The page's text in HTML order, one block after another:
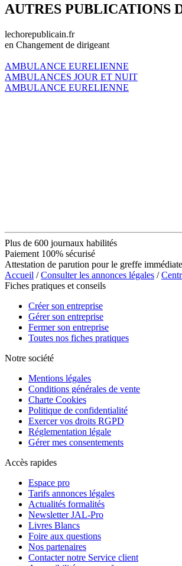
AUTRES PUBLICATIONS
lechorepublicain.fr
en Changement de dirigeant
AMBULANCE EURELIENNE
AMBULANCES JOUR ET NUIT
AMBULANCE EURELIENNE
Plus de 600 journaux habilités
Paiement 100% sécurisé
Attestation de parution pour le greffe
Accueil /Consulter les annonces légales /
Fiches pratiques et conseils
Créer son entreprise
Gérer son entreprise
Fermer son entreprise
Toutes nos fiches pratiques
Notre société
Mentions légales
Conditions générales de vente
Charte Cookies
Politique de confidentialité
Exercer vos droits RGPD
Réglementation légale
Gérer mes consentements
Accès rapides
Espace pro
Tarifs annonces légales
Actualités formalités
Newsletter JAL-Pro
Livres Blancs
Foire aux questions
Nos partenaires
Contacter notre Service client